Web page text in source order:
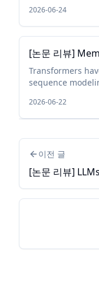
2026-06-24
[논문 리뷰]
Transformers
sequence
2026-06-22
이전 글
[논문 리뷰]